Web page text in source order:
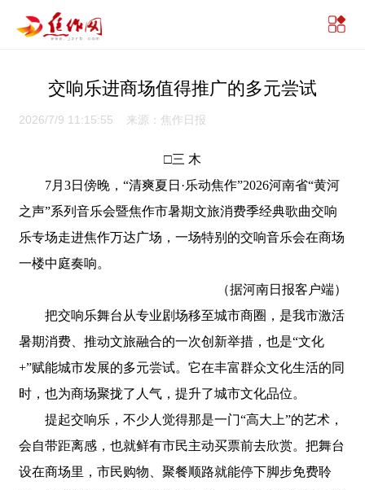
交响乐进商场值得推广的多元尝试
2026/7/9 11:15:55 来源：焦作日报
□三 木
7月3日傍晚，“清爽夏日·乐动焦作”2026河南省“黄河
之声”系列音乐会暨焦作市暑期文旅消费季经典歌曲交响
乐专场走进焦作万达广场，一场特别的交响音乐会在商场
一楼中庭奏响。
（据河南日报客户端）
把交响乐舞台从专业剧场移至城市商圈，是我市激活
暑期消费、推动文旅融合的一次创新举措，也是“文化
+”赋能城市发展的多元尝试。它在丰富群众文化生活的同
时，也为商场聚拢了人气，提升了城市文化品位。
提起交响乐，不少人觉得那是一门“高大上”的艺术，
会自带距离感，也就鲜有市民主动买票前去欣赏。把舞台
设在商场里，市民购物、聚餐顺路就能停下脚步免费聆